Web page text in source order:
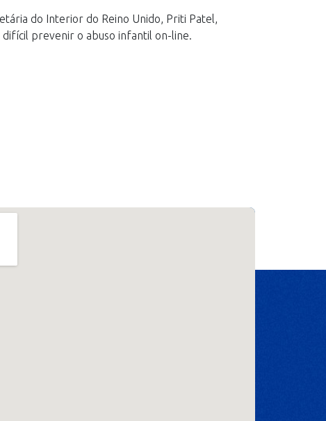
do Interior do Reino Unido, Priti Patel,
difícil prevenir o abuso infantil on-line.